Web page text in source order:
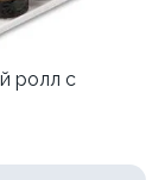
ролл с